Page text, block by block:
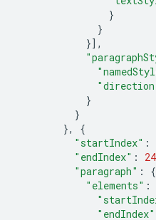
}
}
}],
}
}
},
{
"startIndex" :
"endIndex" :
"paragraph" :
{
"elements" :
"endIndex"